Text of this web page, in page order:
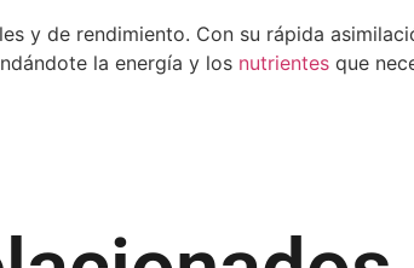
y de rendimiento. Con su rápida
la energía y los nutrientes que